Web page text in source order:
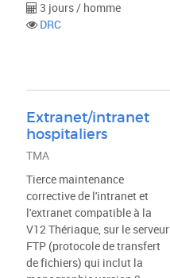
3 jours / homme
DRC
Extranet/intranet
hospitaliers
TMA
Tierce maintenance
corrective de l'intranet et
l'extranet compatible à la
V12 Thériaque, sur le serveur
FTP (protocole de transfert
de fichiers) qui inclut la